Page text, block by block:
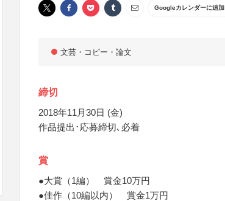
Googleカレンダーに追加
文芸・コピー・論文
締切
2018年11月30日 (金)
作品提出･応募締切､必着
賞
●大賞（1編） 賞金10万円
●佳作（10編以内） 賞金1万円